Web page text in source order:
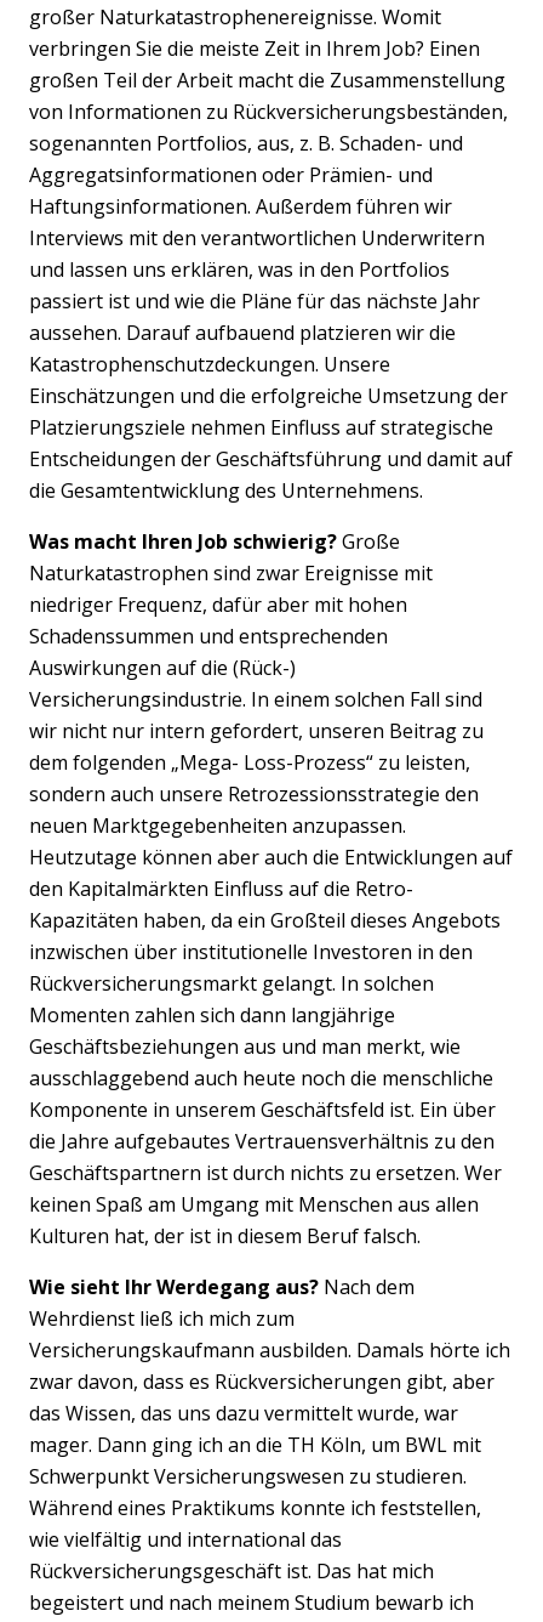
großer Naturkatastrophenereignisse. Womit
verbringen Sie die meiste Zeit in Ihrem Job? Einen
großen Teil der Arbeit macht die Zusammenstellung
von Informationen zu Rückversicherungsbeständen,
sogenannten Portfolios, aus, z. B. Schaden- und
Aggregatsinformationen oder Prämien- und
Haftungsinformationen. Außerdem führen wir
Interviews mit den verantwortlichen Underwritern
und lassen uns erklären, was in den Portfolios
passiert ist und wie die Pläne für das nächste Jahr
aussehen. Darauf aufbauend platzieren wir die
Katastrophenschutzdeckungen. Unsere
Einschätzungen und die erfolgreiche Umsetzung der
Platzierungsziele nehmen Einfluss auf strategische
Entscheidungen der Geschäftsführung und damit auf
die Gesamtentwicklung des Unternehmens.
Was macht Ihren Job schwierig?Große
Naturkatastrophen sind zwar Ereignisse mit
niedriger Frequenz, dafür aber mit hohen
Schadenssummen und entsprechenden
Auswirkungen auf die (Rück-)
Versicherungsindustrie. In einem solchen Fall sind
wir nicht nur intern gefordert, unseren Beitrag zu
dem folgenden „Mega- Loss-Prozess“ zu leisten,
sondern auch unsere Retrozessionsstrategie den
neuen Marktgegebenheiten anzupassen.
Heutzutage können aber auch die Entwicklungen auf
den Kapitalmärkten Einfluss auf die Retro-
Kapazitäten haben, da ein Großteil dieses Angebots
inzwischen über institutionelle Investoren in den
Rückversicherungsmarkt gelangt. In solchen
Momenten zahlen sich dann langjährige
Geschäftsbeziehungen aus und man merkt, wie
ausschlaggebend auch heute noch die menschliche
Komponente in unserem Geschäftsfeld ist. Ein über
die Jahre aufgebautes Vertrauensverhältnis zu den
Geschäftspartnern ist durch nichts zu ersetzen. Wer
keinen Spaß am Umgang mit Menschen aus allen
Kulturen hat, der ist in diesem Beruf falsch.
Wie sieht Ihr Werdegang aus? Nach dem
Wehrdienst ließ ich mich zum
Versicherungskaufmann ausbilden. Damals hörte ich
zwar davon, dass es Rückversicherungen gibt, aber
das Wissen, das uns dazu vermittelt wurde, war
mager. Dann ging ich an die TH Köln, um BWL mit
Schwerpunkt Versicherungswesen zu studieren.
Während eines Praktikums konnte ich feststellen,
wie vielfältig und international das
Rückversicherungsgeschäft ist. Das hat mich
begeistert und nach meinem Studium bewarb ich